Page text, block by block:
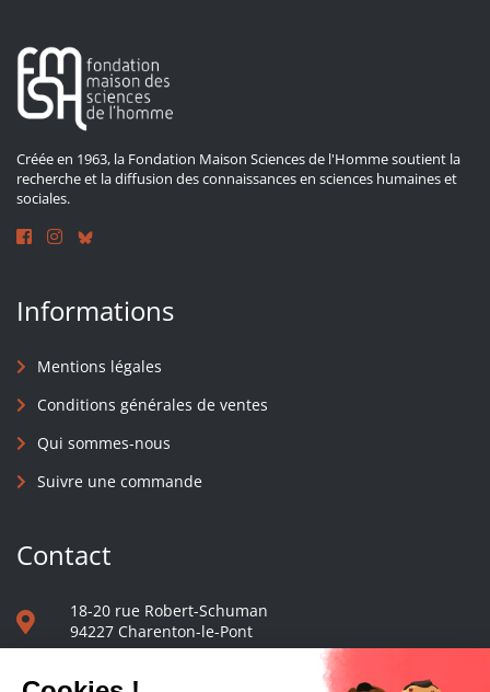
Créée en 1963, la Fondation Maison Sciences de l'Homme soutient la
recherche et la diffusion des connaissances en sciences humaines et
sociales.
Informations
Mentions légales
Conditions générales de ventes
Qui sommes-nous
Suivre une commande
Contact
18-20 rue Robert-Schuman
94227 Charenton-le-Pont